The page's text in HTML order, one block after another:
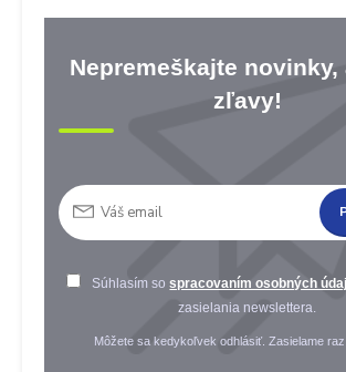
Nepremeškajte novinky,
zľavy!
Súhlasím sospracovaním osobných
zasielania newslettera.
Môžete sa kedykoľvek odhlásiť. Zasielame raz